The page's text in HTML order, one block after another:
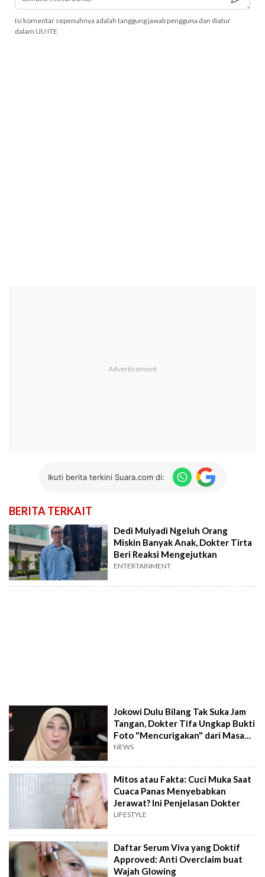
Isi komentar sepenuhnya adalah tanggung jawab pengguna dan diatur
dalam UU ITE
Ikuti berita terkini Suara.com di:
BERITA TERKAIT
Dedi Mulyadi Ngeluh Orang
Miskin Banyak Anak, Dokter Tirta
Beri Reaksi Mengejutkan
ENTERTAINMENT
Jokowi Dulu Bilang Tak Suka Jam
Tangan, Dokter Tifa Ungkap Bukti
Foto "Mencurigakan" dari Masa
Lalu
NEWS
Mitos atau Fakta: Cuci Muka Saat
Cuaca Panas Menyebabkan
Jerawat? Ini Penjelasan Dokter
LIFESTYLE
Daftar Serum Viva yang Doktif
Approved: Anti Overclaim buat
Wajah Glowing